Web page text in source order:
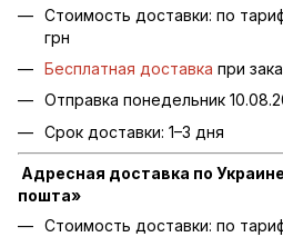
Стоимость доставки: по
грн
Бесплатная доставка при
Отправка понедельник
Срок доставки: 1–3 дня
Адресная доставка по
пошта»
Стоимость доставки: по